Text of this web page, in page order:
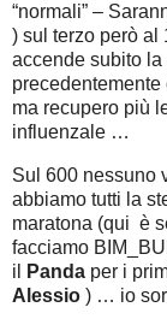
“normali” –
) sul terzo però al
accende subito la
precedentemente
ma recupero più
influenzale …
Sul 600 nessuno
abbiamo tutti la
maratona (qui è
facciamo
il
Panda per i
Alessio ) … io